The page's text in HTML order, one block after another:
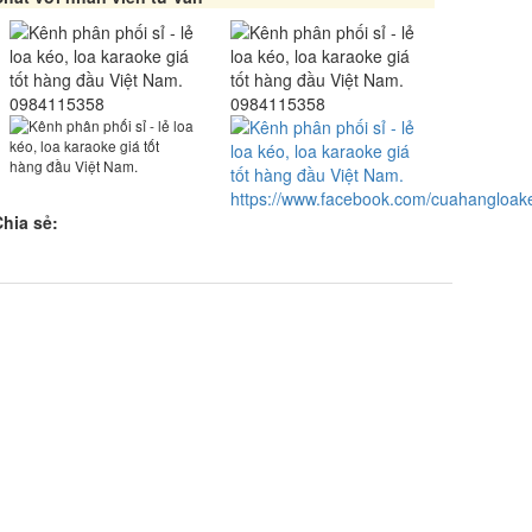
0984115358 0984115358
https://www.facebook.com/
sẻ: